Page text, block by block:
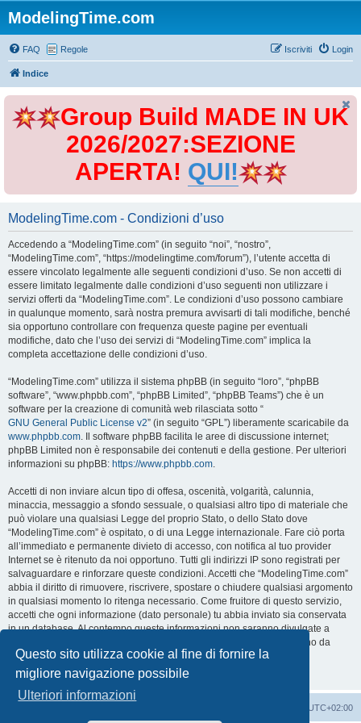
Questo sito utilizza cookie al fine di fornire la
migliore navigazione possibile
Ulteriori informazioni
ModelingTime.com
FAQ Regole Login
Iscriviti
Indice
Group Build MADE IN UK
2026/2027:SEZIONE
APERTA! QUI!
ModelingTime.com - Condizioni d’uso
Accedendo a “ModelingTime.com” (in seguito “noi”, “nostro”,
“ModelingTime.com”, “https://modelingtime.com/forum”), l’utente accetta di
essere vincolato legalmente alle seguenti condizioni d’uso. Se non accetti di
essere limitato legalmente dalle condizioni d’uso seguenti non utilizzare i
servizi offerti da “ModelingTime.com”. Le condizioni d’uso possono cambiare
in qualunque momento, sarà nostra premura avvisarti di tali modifiche, benché
sia opportuno controllare con frequenza queste pagine per eventuali
modifiche, dato che l’uso dei servizi di “ModelingTime.com” implica la
completa accettazione delle condizioni d’uso.
“ModelingTime.com” utilizza il sistema phpBB (in seguito “loro”, “phpBB
software”, “www.phpbb.com”, “phpBB Limited”, “phpBB Teams”) che è un
software per la creazione di comunità web rilasciata sotto “
GNU General Public License v2” (in seguito “GPL”) liberamente scaricabile da
www.phpbb.com. Il software phpBB facilita le aree di discussione internet;
phpBB Limited non è responsabile dei contenuti e della gestione. Per ulteriori
informazioni su phpBB: https://www.phpbb.com.
Accetti di non inviare alcun tipo di offesa, oscenità, volgarità, calunnia,
minaccia, messaggio a sfondo sessuale, o qualsiasi altro tipo di materiale che
può violare una qualsiasi Legge del proprio Stato, o dello Stato dove
“ModelingTime.com” è ospitato, o di una Legge internazionale. Fare ciò porta
all’immediato e permanente divieto di accesso, con notifica al tuo provider
Internet se è ritenuto da noi opportuno. Tutti gli indirizzi IP sono registrati per
salvaguardare e rinforzare queste condizioni. Accetti che “ModelingTime.com”
abbia il diritto di rimuovere, riscrivere, spostare o chiudere qualsiasi argomento
in qualsiasi momento lo ritenga necessario. Come fruitore di questo servizio,
accetti che ogni informazione (dato personale) tu abbia inviato sia conservata
in un database. Al contempo queste informazioni non saranno divulgate a
nessuno senza il tuo consenso, né “ModelingTime.com” o phpBB sono da
ritenersi responsabili per qualsiasi violazione al sistema che possa
compromettere queste informazioni.
UTC+02:00